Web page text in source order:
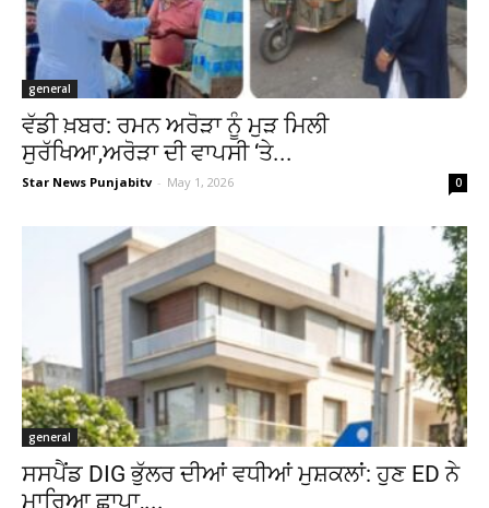
general
ਵੱਡੀ ਖ਼ਬਰ: ਰਮਨ ਅਰੋੜਾ ਨੂੰ ਮੁੜ ਮਿਲੀ
ਸੁਰੱਖਿਆ,ਅਰੋੜਾ ਦੀ ਵਾਪਸੀ ‘ਤੇ...
Star News Punjabitv - May 1, 2026 0
general
ਸਸਪੈਂਡ DIG ਭੁੱਲਰ ਦੀਆਂ ਵਧੀਆਂ ਮੁਸ਼ਕਲਾਂ: ਹੁਣ ED ਨੇ
ਮਾਰਿਆ ਛਾਪਾ,...